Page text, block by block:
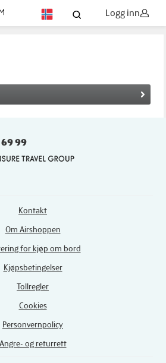
Logg inn
99
Kontakt
Om Airshoppen
for kjøp om bord
Kjøpsbetingelser
Tollregler
Cookies
Personvernpolicy
Angre- og returrett